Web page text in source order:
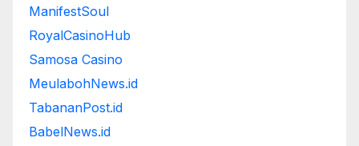
ManifestSoul
RoyalCasinoHub
Samosa Casino
MeulabohNews.id
TabananPost.id
BabelNews.id